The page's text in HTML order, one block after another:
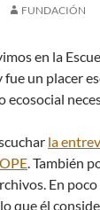
FUNDACIÓN
en la
fue un placer
ecosocial
la
. También
En
que él